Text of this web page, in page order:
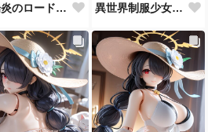
『陽炎のロードムービー 〜Scorching and Mirage〜』 異世界制服少女達 メカ娘 スク水少女 アクリルドールフィギュア